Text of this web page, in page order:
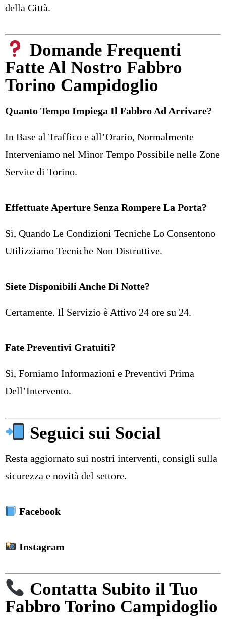
della Città.
Domande Frequenti
Fatte Al Nostro Fabbro
Torino Campidoglio
Quanto Tempo Impiega Il Fabbro Ad Arrivare?
In Base al Traffico e all’Orario, Normalmente
Interveniamo nel Minor Tempo Possibile nelle Zone
Servite di Torino.
Effettuate Aperture Senza Rompere La Porta?
Sì, Quando Le Condizioni Tecniche Lo Consentono
Utilizziamo Tecniche Non Distruttive.
Siete Disponibili Anche Di Notte?
Certamente. Il Servizio è Attivo 24 ore su 24.
Fate Preventivi Gratuiti?
Sì, Forniamo Informazioni e Preventivi Prima
Dell’Intervento.
Seguici sui Social
Resta aggiornato sui nostri interventi, consigli sulla
sicurezza e novità del settore.
Facebook
Instagram
Contatta Subito il Tuo
Fabbro Torino Campidoglio